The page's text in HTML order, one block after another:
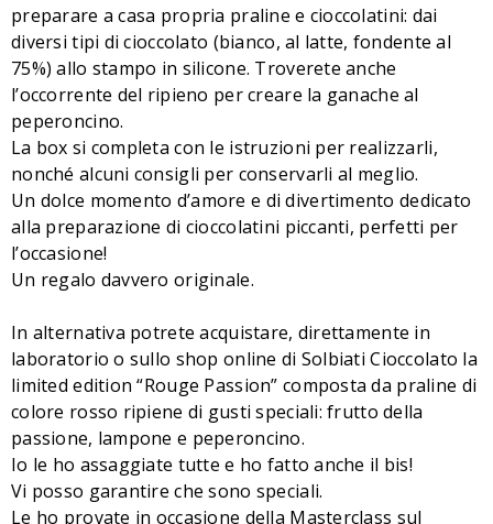
preparare a casa propria praline e cioccolatini: dai
diversi tipi di cioccolato (bianco, al latte, fondente al
75%) allo stampo in silicone. Troverete anche
l’occorrente del ripieno per creare la ganache al
peperoncino.
La box si completa con le istruzioni per realizzarli,
nonché alcuni consigli per conservarli al meglio.
Un dolce momento d’amore e di divertimento dedicato
alla preparazione di cioccolatini piccanti, perfetti per
l’occasione!
Un regalo davvero originale.
In alternativa potrete acquistare, direttamente in
laboratorio o sullo shop online di Solbiati Cioccolato la
limited edition “Rouge Passion” composta da praline di
colore rosso ripiene di gusti speciali: frutto della
passione, lampone e peperoncino.
Io le ho assaggiate tutte e ho fatto anche il bis!
Vi posso garantire che sono speciali.
Le ho provate in occasione della Masterclass sul